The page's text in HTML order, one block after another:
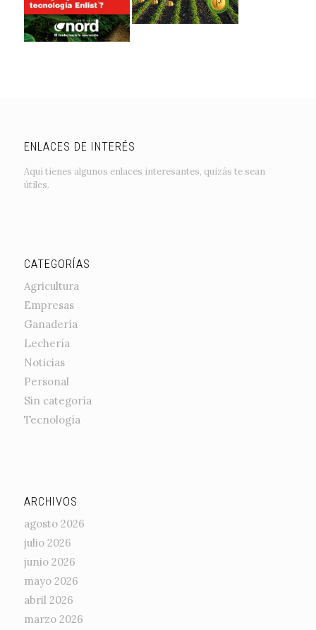
ENLACES DE INTERÉS
Aquí tienes algunos enlaces interesantes, quizás te sean
útiles.
CATEGORÍAS
Agricultura
Empresas
Ganadería
Lechería
Noticias
Personal
Sin categoría
Tecnología
ARCHIVOS
agosto 2026
julio 2026
junio 2026
mayo 2026
abril 2026
marzo 2026